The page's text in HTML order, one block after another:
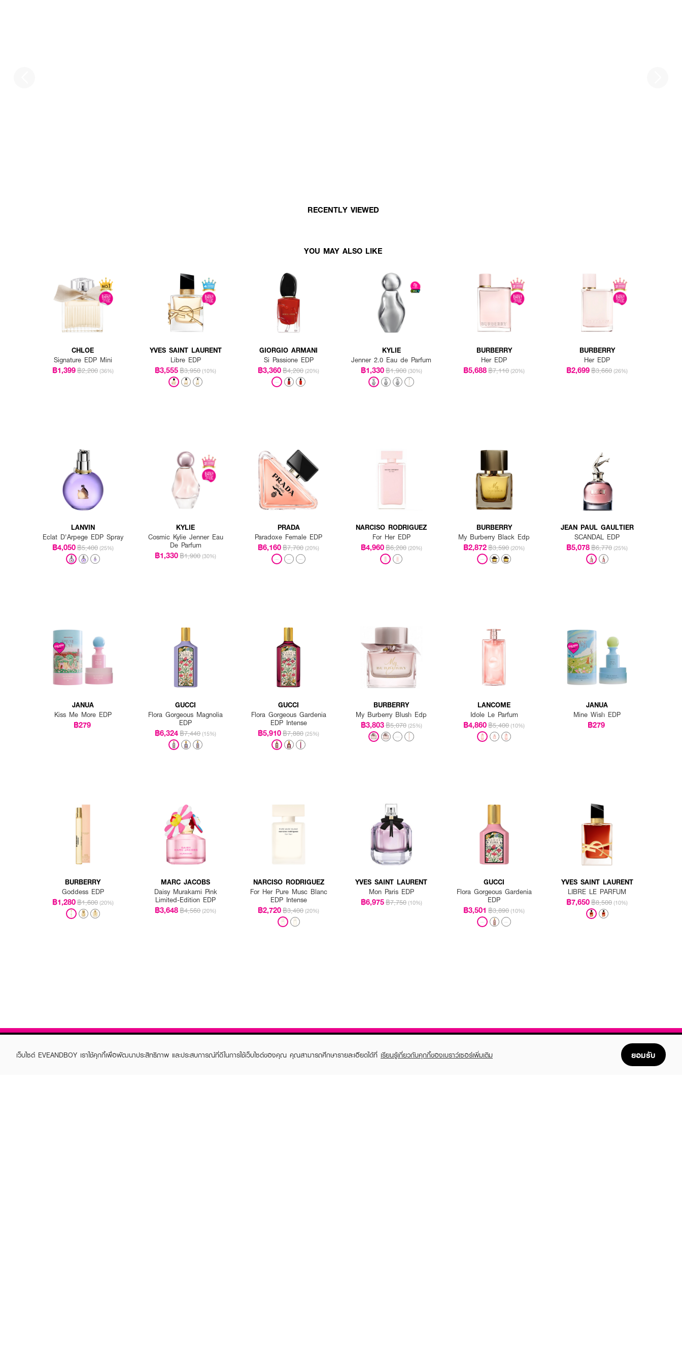
RECENTLY VIEWED
YOU MAY ALSO LIKE
CHLOE
Signature EDP Mini
฿1,399฿2,200 (36%)
YVES SAINT LAURENT
Libre EDP
฿3,555฿3,950 (10%)
GIORGIO ARMANI
Si Passione EDP
฿3,360฿4,200 (20%)
KYLIE
Jenner 2.0 Eau de Parfum
฿1,330฿1,900 (30%)
BURBERRY
Her EDP
฿5,688฿7,110 (20%)
BURBERRY
Her EDP
฿2,699฿3,660 (26%)
LANVIN
Eclat D'Arpege EDP Spray
฿4,050฿5,400 (25%)
KYLIE
Cosmic Kylie Jenner Eau
De Parfum
฿1,330฿1,900 (30%)
PRADA
Paradoxe Female EDP
฿6,160฿7,700 (20%)
NARCISO RODRIGUEZ
For Her EDP
฿4,960฿6,200 (20%)
BURBERRY
My Burberry Black Edp
฿2,872฿3,590 (20%)
JEAN PAUL GAULTIER
SCANDAL EDP
฿5,078฿6,770 (25%)
JANUA
Kiss Me More EDP
฿279
GUCCI
Flora Gorgeous Magnolia
EDP
฿6,324฿7,440 (15%)
GUCCI
Flora Gorgeous Gardenia
EDP Intense
฿5,910฿7,880 (25%)
BURBERRY
My Burberry Blush Edp
฿3,803฿5,070 (25%)
LANCOME
Idole Le Parfum
฿4,860฿5,400 (10%)
JANUA
Mine Wish EDP
฿279
BURBERRY
Goddess EDP
฿1,280฿1,600 (20%)
MARC JACOBS
Daisy Murakami Pink
Limited-Edition EDP
฿3,648฿4,560 (20%)
NARCISO RODRIGUEZ
For Her Pure Musc Blanc
EDP Intense
฿2,720฿3,400 (20%)
YVES SAINT LAURENT
Mon Paris EDP
฿6,975฿7,750 (10%)
GUCCI
Flora Gorgeous Gardenia
EDP
฿3,501 ฿3,890 (10%)
YVES SAINT LAURENT
LIBRE LE PARFUM
฿7,650฿8,500 (10%)
เว็บไซต์ EVEANDBOY เราใช้คุกกี้เพื่อพัฒนาประสิทธิภาพ และประสบการณ์ที่ดีในการใช้เว็บไซต์ของคุณ คุณสามารถศึกษารายละเอียดได้ที่ เรียนรู้เกี่ยวกับคุกกี้ของเบราว์เซอร์เพิ่มเติม ยอมรับ